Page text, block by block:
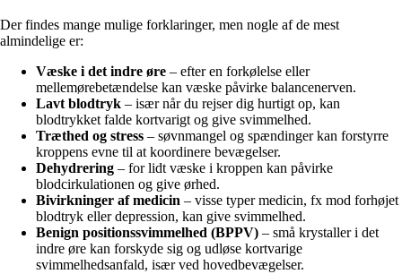
Der findes mange mulige forklaringer, men nogle af de mest
almindelige er:
Væske i det indre øre – efter en forkølelse eller
mellemørebetændelse kan væske påvirke balancenerven.
Lavt blodtryk – især når du rejser dig hurtigt op, kan
blodtrykket falde kortvarigt og give svimmelhed.
Træthed og stress – søvnmangel og spændinger kan forstyrre
kroppens evne til at koordinere bevægelser.
Dehydrering – for lidt væske i kroppen kan påvirke
blodcirkulationen og give ørhed.
Bivirkninger af medicin – visse typer medicin, fx mod forhøjet
blodtryk eller depression, kan give svimmelhed.
Benign positionssvimmelhed (BPPV) – små krystaller i det
indre øre kan forskyde sig og udløse kortvarige
svimmelhedsanfald, især ved hovedbevægelser.